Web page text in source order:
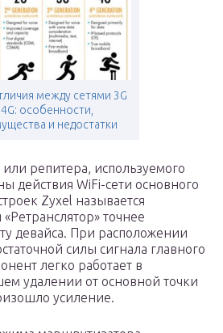
между сетями 3G
особенности,
и недостатки
репитера, используемого
действия WiFi-сети основного
Zyxel называется
точнее
девайса. При расположении
силы сигнала главного
легко работает в
удалении от основной точки
усиление.